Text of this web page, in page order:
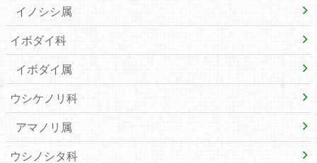
イノシシ属
イボダイ科
イボダイ属
ウシケノリ科
アマノリ属
ウシノシタ科